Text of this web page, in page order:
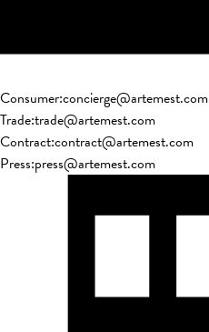
Consumer:concierge@artemest.com
Trade:trade@artemest.com
Contract:contract@artemest.com
Press:press@artemest.com